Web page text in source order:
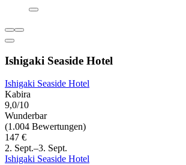
Ishigaki Seaside Hotel
Ishigaki Seaside Hotel
Kabira
9,0/10
Wunderbar
(1.004 Bewertungen)
147 €
2. Sept.–3. Sept.
Ishigaki Seaside Hotel